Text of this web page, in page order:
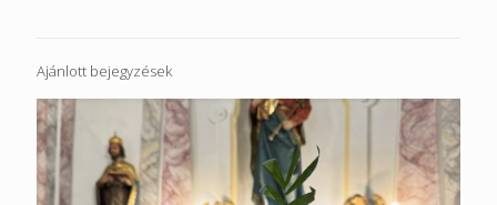
Ajánlott bejegyzések